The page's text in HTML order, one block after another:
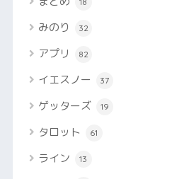
みのり 32
アプリ 82
イエスノー 37
ゲッターズ 19
タロット 61
ライン 13